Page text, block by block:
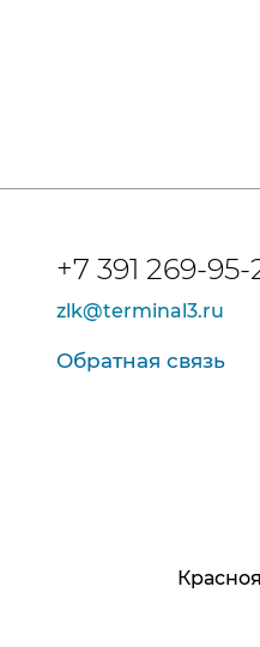
+7 391 269-95-
zlk@terminal3.ru
Обратная связь